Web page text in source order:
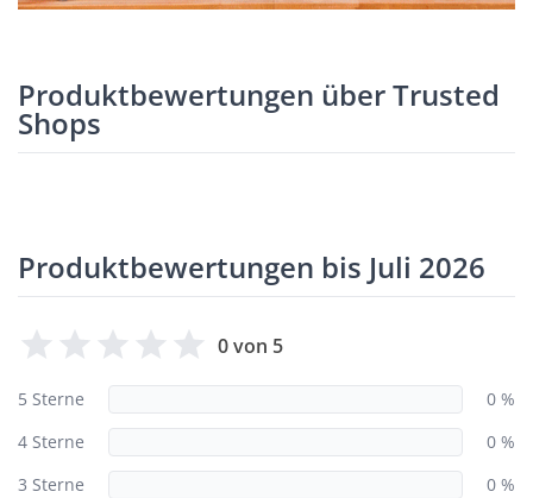
Produktbewertungen über Trusted
Shops
Produktbewertungen bis Juli 2026
0 von 5
5 Sterne
0 %
4 Sterne
0 %
3 Sterne
0 %